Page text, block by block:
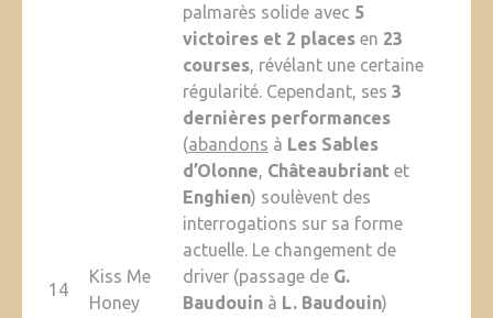
14
Kiss Me
Honey
palmarès solide avec 5
victoires et 2 placesen 23
courses, révélant une certaine
régularité. Cependant, ses 3
dernières performances
(abandons à Les Sables
d’Olonne, Châteaubriant et
Enghien) soulèvent des
interrogations sur sa forme
actuelle. Le changement de
driver (passage de G.
Baudouinà L. Baudouin)